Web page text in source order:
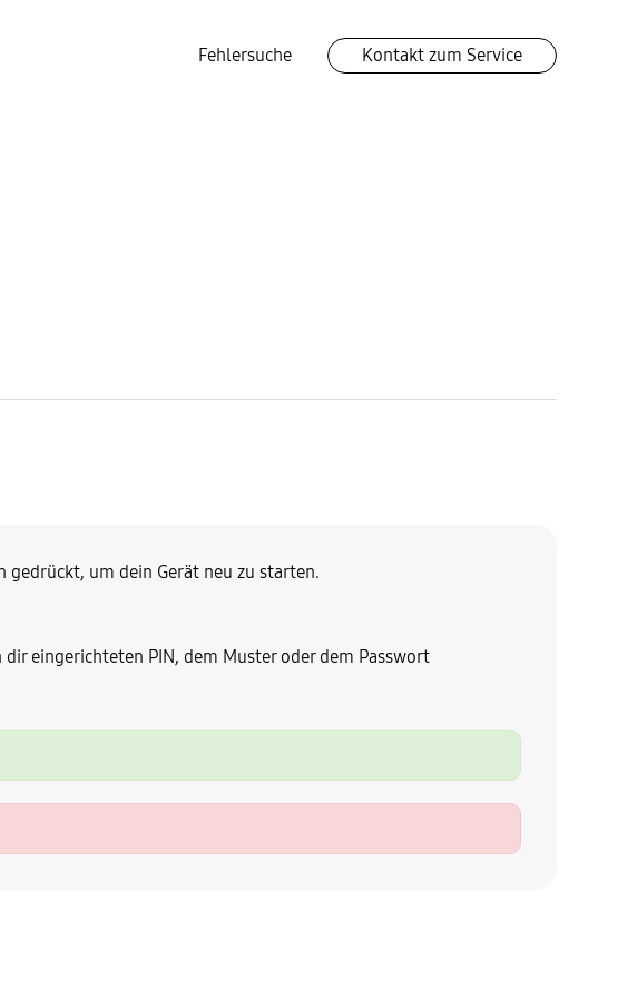
Fehlersuche Kontakt zum Service
gedrückt, um dein Gerät neu zu starten.
eingerichteten PIN, dem Muster oder dem Passwort